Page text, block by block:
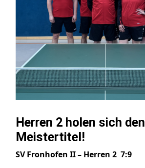
Herren 2 holen sich den
Meistertitel!
SV Fronhofen II – Herren 2 7:9